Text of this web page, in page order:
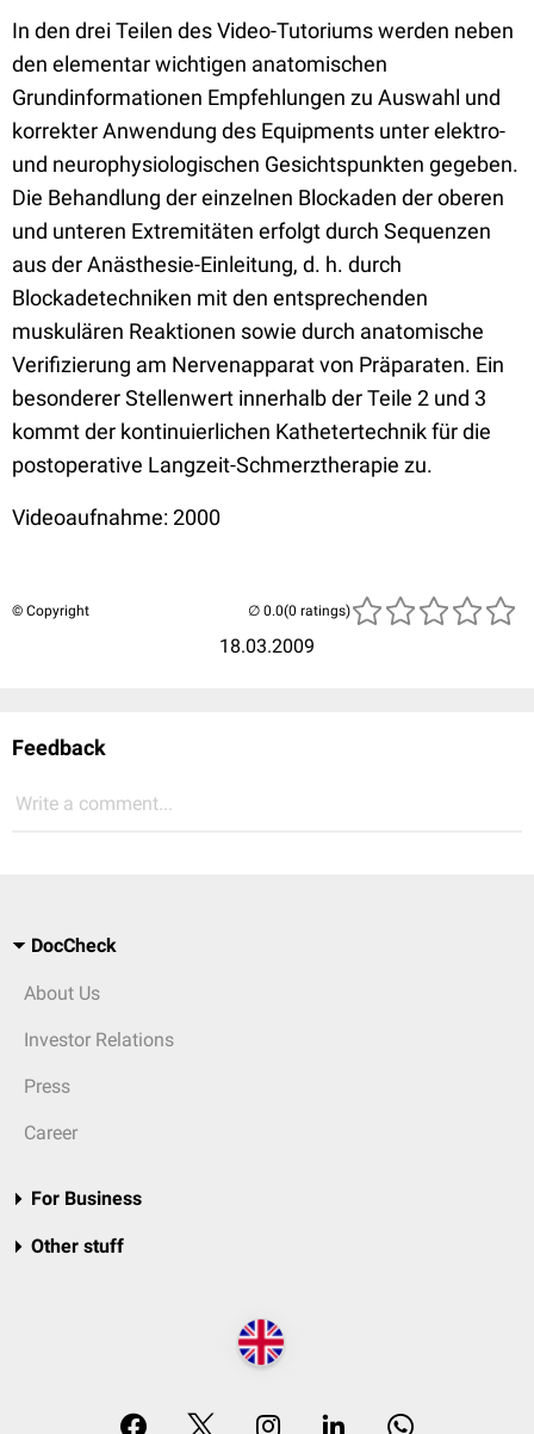
In den drei Teilen des Video-Tutoriums werden neben
den elementar wichtigen anatomischen
Grundinformationen Empfehlungen zu Auswahl und
korrekter Anwendung des Equipments unter elektro-
und neurophysiologischen Gesichtspunkten gegeben.
Die Behandlung der einzelnen Blockaden der oberen
und unteren Extremitäten erfolgt durch Sequenzen
aus der Anästhesie-Einleitung, d. h. durch
Blockadetechniken mit den entsprechenden
muskulären Reaktionen sowie durch anatomische
Verifizierung am Nervenapparat von Präparaten. Ein
besonderer Stellenwert innerhalb der Teile 2 und 3
kommt der kontinuierlichen Kathetertechnik für die
postoperative Langzeit-Schmerztherapie zu.
Videoaufnahme: 2000
© Copyright
18.03.2009
(0 ratings)
Feedback
Write a comment...
DocCheck
About Us
Investor Relations
Press
Career
For Business
Other stuff